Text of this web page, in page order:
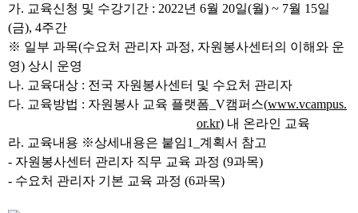
자원봉사
자원봉사란?
자원봉사 신청
자원봉사단체 등록
활동처 등록
가. 교육신청 및 수강기간 : 2022년 6월 20일(월) ~ 7월 15일
(금), 4주간
※ 일부 과목(수요처 관리자 과정, 자원봉사센터의 이해와 운
영) 상시 운영
나. 교육대상 : 전국 자원봉사센터 및 수요처 관리자
다. 교육방법 : 자원봉사 교육 플랫폼 _V캠퍼스(www.vcampus.
or.kr) 내 온라인 교육
라. 교육내용 ※상세내용은 붙임1_ 계획서 참고
- 자원봉사센터 관리자 직무 교육 과정 (9과목)
- 수요처 관리자 기본 교육 과정 (6과목)